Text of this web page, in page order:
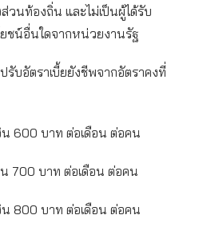
วนท้องถิ่น และไม่เป็นผู้ได้รับ
ชน์อื่นใดจากหน่วยงานรัฐ
บอัตราเบี้ยยังชีพจากอัตราคงที่
600 บาท ต่อเดือน ต่อคน
700 บาท ต่อเดือน ต่อคน
800 บาท ต่อเดือน ต่อคน